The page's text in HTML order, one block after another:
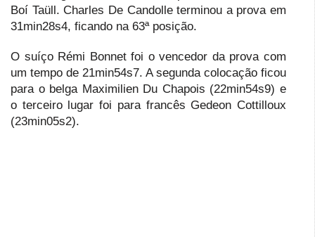
Boí Taüll. Charles De Candolle terminou a prova em
31min28s4, ficando na 63ª posição.
O suíço Rémi Bonnet foi o vencedor da prova com
um tempo de 21min54s7. A segunda colocação ficou
para o belga Maximilien Du Chapois (22min54s9) e
o terceiro lugar foi para francês Gedeon Cottilloux
(23min05s2).